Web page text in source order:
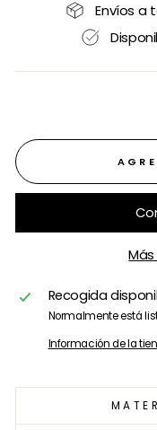
Envíos a
Recogida
Normalmente está
Información de la